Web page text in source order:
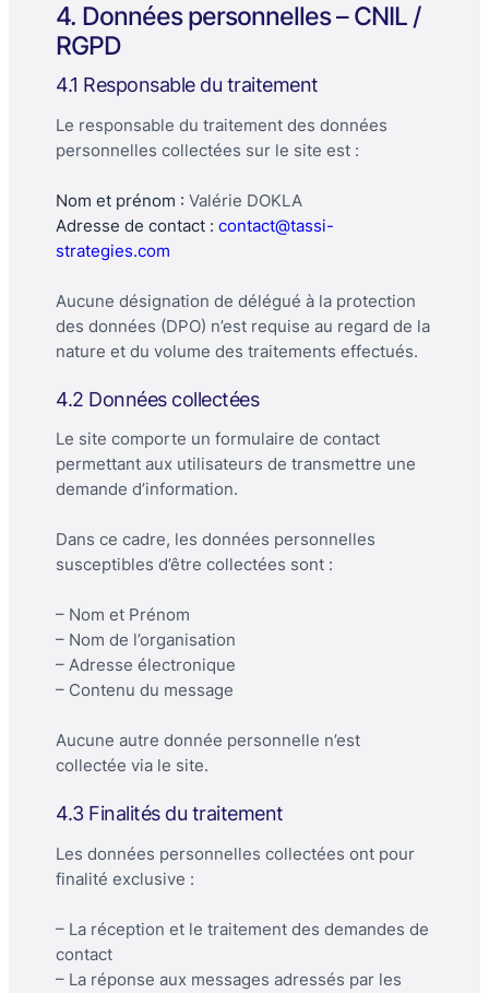
4. Données personnelles – CNIL /
RGPD
4.1 Responsable du traitement
Le responsable du traitement des données
personnelles collectées sur le site est :
Nom et prénom : Valérie DOKLA
Adresse de contact : contact@tassi-
strategies.com
Aucune désignation de délégué à la protection
des données (DPO) n’est requise au regard de la
nature et du volume des traitements effectués.
4.2 Données collectées
Le site comporte un formulaire de contact
permettant aux utilisateurs de transmettre une
demande d’information.
Dans ce cadre, les données personnelles
susceptibles d’être collectées sont :
– Nom et Prénom
– Nom de l’organisation
– Adresse électronique
– Contenu du message
Aucune autre donnée personnelle n’est
collectée via le site.
4.3 Finalités du traitement
Les données personnelles collectées ont pour
finalité exclusive :
– La réception et le traitement des demandes de
contact
– La réponse aux messages adressés par les